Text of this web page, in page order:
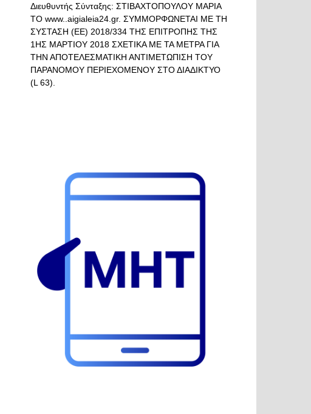
Διευθυντής Σύνταξης: ΣΤΙΒΑΧΤΟΠΟΥΛΟΥ ΜΑΡΙΑ
ΤΟ www..aigialeia24.gr. ΣΥΜΜΟΡΦΩΝΕΤΑΙ ΜΕ ΤΗ
ΣΥΣΤΑΣΗ (ΕΕ) 2018/334 ΤΗΣ ΕΠΙΤΡΟΠΗΣ ΤΗΣ
1ΗΣ ΜΑΡΤΙΟΥ 2018 ΣΧΕΤΙΚΑ ΜΕ ΤΑ ΜΕΤΡΑ ΓΙΑ
ΤΗΝ ΑΠΟΤΕΛΕΣΜΑΤΙΚΗ ΑΝΤΙΜΕΤΩΠΙΣΗ ΤΟΥ
ΠΑΡΑΝΟΜΟΥ ΠΕΡΙΕΧΟΜΕΝΟΥ ΣΤΟ ΔΙΑΔΙΚΤΥΟ
(L 63).